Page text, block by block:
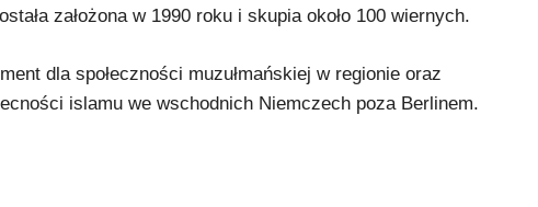
założona w 1990 roku i skupia około 100 wiernych.
dla społeczności muzułmańskiej w regionie oraz
islamu we wschodnich Niemczech poza Berlinem.